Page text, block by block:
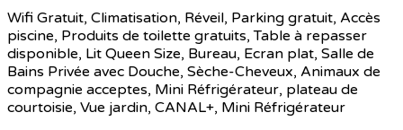
Wifi Gratuit, Climatisation, Réveil, Parking gratuit, Accès
piscine, Produits de toilette gratuits, Table à repasser
disponible, Lit Queen Size, Bureau, Ecran plat, Salle de
Bains Privée avec Douche, Sèche-Cheveux, Animaux de
compagnie acceptes, Mini Réfrigérateur, plateau de
courtoisie, Vue jardin, CANAL+, Mini Réfrigérateur